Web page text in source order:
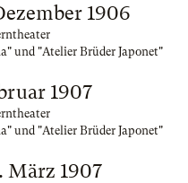
1906
und "Atelier Brüder Japonet"
1907
und "Atelier Brüder Japonet"
März 1907